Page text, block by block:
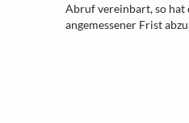
Abruf vereinbart, so
angemessener Frist